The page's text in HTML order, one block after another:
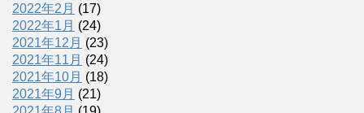
2022年2月 (17)
2022年1月 (24)
2021年12月 (23)
2021年11月 (24)
2021年10月 (18)
2021年9月 (21)